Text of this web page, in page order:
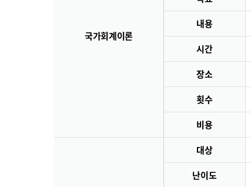
국가회계이론
내용
시간
장소
횟수
비용
대상
난이도